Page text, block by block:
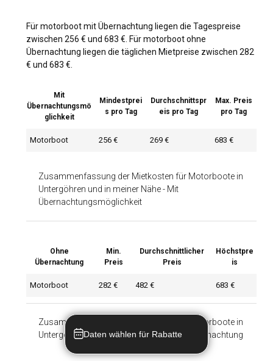
Für motorboot mit Übernachtung liegen die Tagespreise
zwischen 256 € und 683 €. Für motorboot ohne
Übernachtung liegen die täglichen Mietpreise zwischen 282
€ und 683 €.
Zusammenfassung der Mietkosten für Motorboote in
Untergöhren und in meiner Nähe- Mit
Übernachtungsmöglichkeit
Mit
Übernachtungsmö
glichkeit
Mindestprei
s pro Tag
Durchschnittspr
eis pro Tag
Max. Preis
pro Tag
Motorboot 256 € 269 € 683 €
Zusammenfassung der Mietkosten für Motorboote in
Untergöhren und in meiner Nähe-Ohne Übernachtung
Ohne
Übernachtung
Min.
Preis
Durchschnittlicher
Preis
Höchstpre
is
Motorboot 282 € 482 € 683 €
Daten wählen für Rabatte